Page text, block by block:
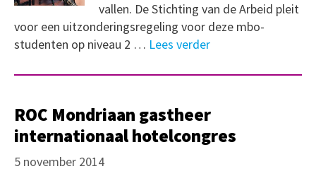
vallen. De Stichting van de Arbeid pleit
voor een uitzonderingsregeling voor deze mbo-
studenten op niveau 2 … Lees verder
ROC Mondriaan gastheer
internationaal hotelcongres
5 november 2014